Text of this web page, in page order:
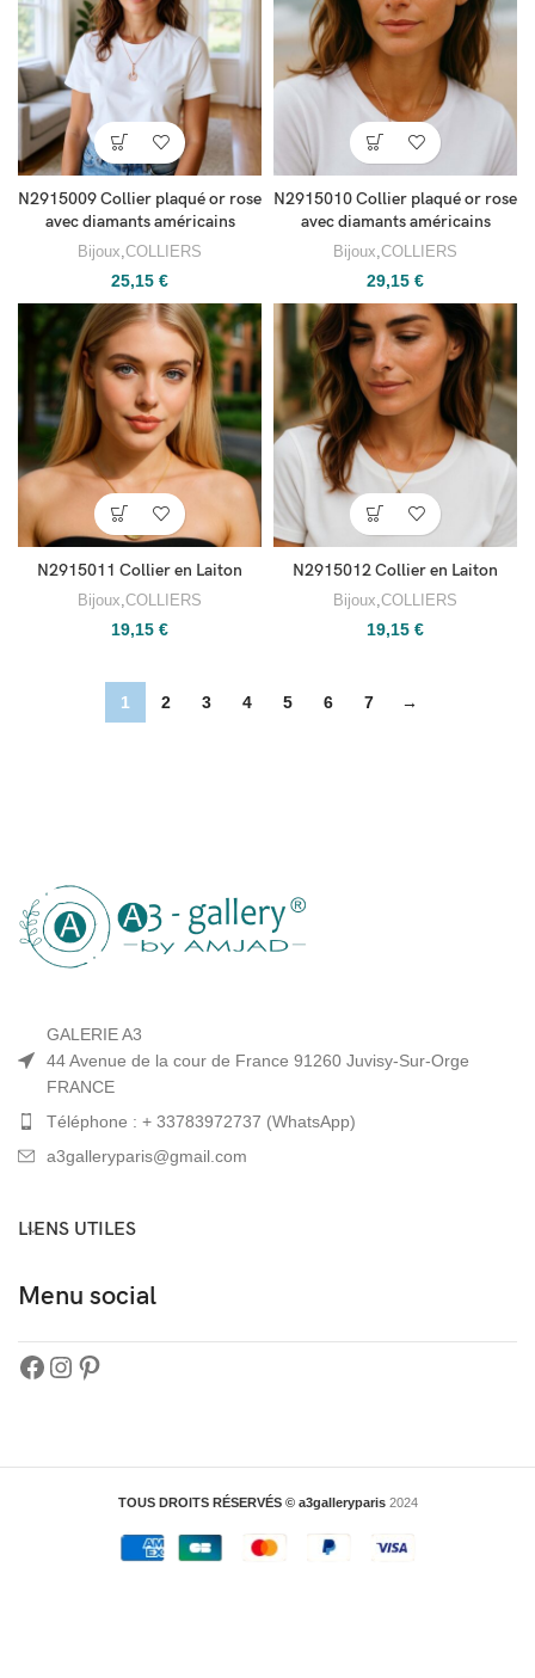
N2915009 Collier plaqué or rose
avec diamants américains
Bijoux COLLIERS
25,15 €
N2915010 Collier plaqué or rose
avec diamants américains
Bijoux COLLIERS
29,15 €
N2915011 Collier en Laiton
Bijoux COLLIERS
19,15 €
N2915012 Collier en Laiton
Bijoux COLLIERS
19,15 €
1 2 3 4 5 6 7 →
GALERIE A3
44 Avenue de la cour de France 91260 Juvisy-Sur-Orge
FRANCE
Téléphone : + 33783972737 (WhatsApp)
a3galleryparis@gmail.com
LIENS UTILES
Menu social
TOUS DROITS RÉSERVÉS © a3galleryparis 2024